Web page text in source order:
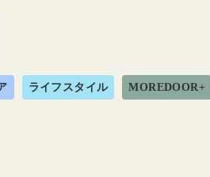
ライフスタイル MOREDOOR+